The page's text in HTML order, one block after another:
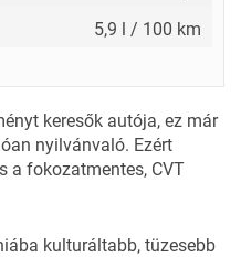
5,9 l / 100 km
keresők autója, ez már
nyilvánvaló. Ezért
a fokozatmentes, CVT
kulturáltabb, tüzesebb